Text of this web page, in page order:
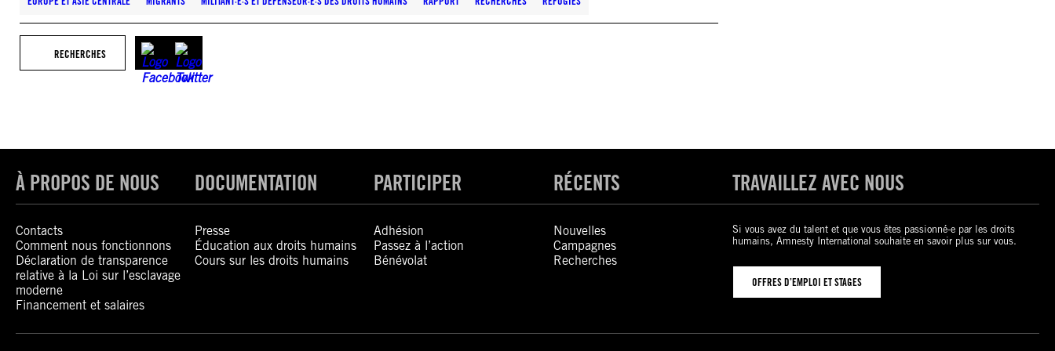
RECHERCHES
À PROPOS DE NOUS
Contacts
Comment nous fonctionnons
Déclaration de transparence
relative à la Loi sur l’esclavage
moderne
Financement et salaires
DOCUMENTATION
Presse
Éducation aux droits humains
Cours sur les droits humains
PARTICIPER
Adhésion
Passez à l’action
Bénévolat
RÉCENTS
Nouvelles
Campagnes
Recherches
TRAVAILLEZ AVEC NOUS
Si vous avez du talent et que vous êtes passionné-e par les droits
humains, Amnesty International souhaite en savoir plus sur vous.
OFFRES D’EMPLOI ET STAGES